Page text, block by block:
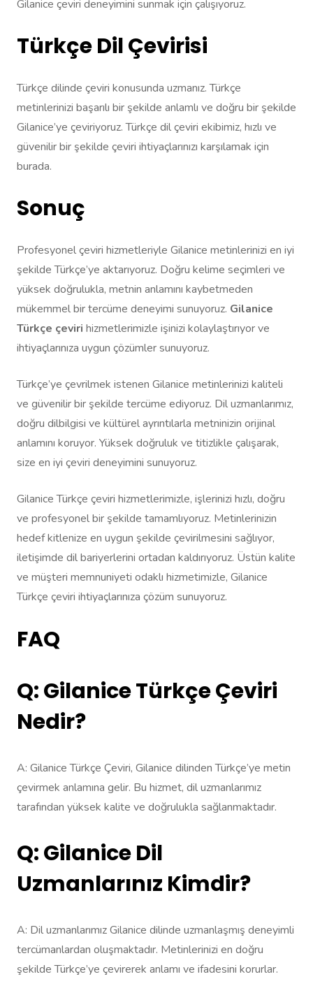
Gilanice çeviri deneyimini sunmak için çalışıyoruz.
Türkçe Dil Çevirisi
Türkçe dilinde çeviri konusunda uzmanız. Türkçe
metinlerinizi başarılı bir şekilde anlamlı ve doğru bir şekilde
Gilanice’ye çeviriyoruz. Türkçe dil çeviri ekibimiz, hızlı ve
güvenilir bir şekilde çeviri ihtiyaçlarınızı karşılamak için
burada.
Sonuç
Profesyonel çeviri hizmetleriyle Gilanice metinlerinizi en iyi
şekilde Türkçe’ye aktarıyoruz. Doğru kelime seçimleri ve
yüksek doğrulukla, metnin anlamını kaybetmeden
mükemmel bir tercüme deneyimi sunuyoruz. Gilanice
Türkçe çeviri hizmetlerimizle işinizi kolaylaştırıyor ve
ihtiyaçlarınıza uygun çözümler sunuyoruz.
Türkçe’ye çevrilmek istenen Gilanice metinlerinizi kaliteli
ve güvenilir bir şekilde tercüme ediyoruz. Dil uzmanlarımız,
doğru dilbilgisi ve kültürel ayrıntılarla metninizin orijinal
anlamını koruyor. Yüksek doğruluk ve titizlikle çalışarak,
size en iyi çeviri deneyimini sunuyoruz.
Gilanice Türkçe çeviri hizmetlerimizle, işlerinizi hızlı, doğru
ve profesyonel bir şekilde tamamlıyoruz. Metinlerinizin
hedef kitlenize en uygun şekilde çevirilmesini sağlıyor,
iletişimde dil bariyerlerini ortadan kaldırıyoruz. Üstün kalite
ve müşteri memnuniyeti odaklı hizmetimizle, Gilanice
Türkçe çeviri ihtiyaçlarınıza çözüm sunuyoruz.
FAQ
Q: Gilanice Türkçe Çeviri
Nedir?
A: Gilanice Türkçe Çeviri, Gilanice dilinden Türkçe’ye metin
çevirmek anlamına gelir. Bu hizmet, dil uzmanlarımız
tarafından yüksek kalite ve doğrulukla sağlanmaktadır.
Q: Gilanice Dil
Uzmanlarınız Kimdir?
A: Dil uzmanlarımız Gilanice dilinde uzmanlaşmış deneyimli
tercümanlardan oluşmaktadır. Metinlerinizi en doğru
şekilde Türkçe’ye çevirerek anlamı ve ifadesini korurlar.